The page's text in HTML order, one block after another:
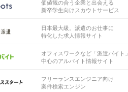
価値観の合う企業と出会える
新卒学生向けスカウトサービス
日本最大級。派遣のお仕事に
特化した求人情報サイト
オフィスワークなど「派遣バイト」
中心のアルバイト情報サイト
フリーランスエンジニア向け
案件検索エンジン